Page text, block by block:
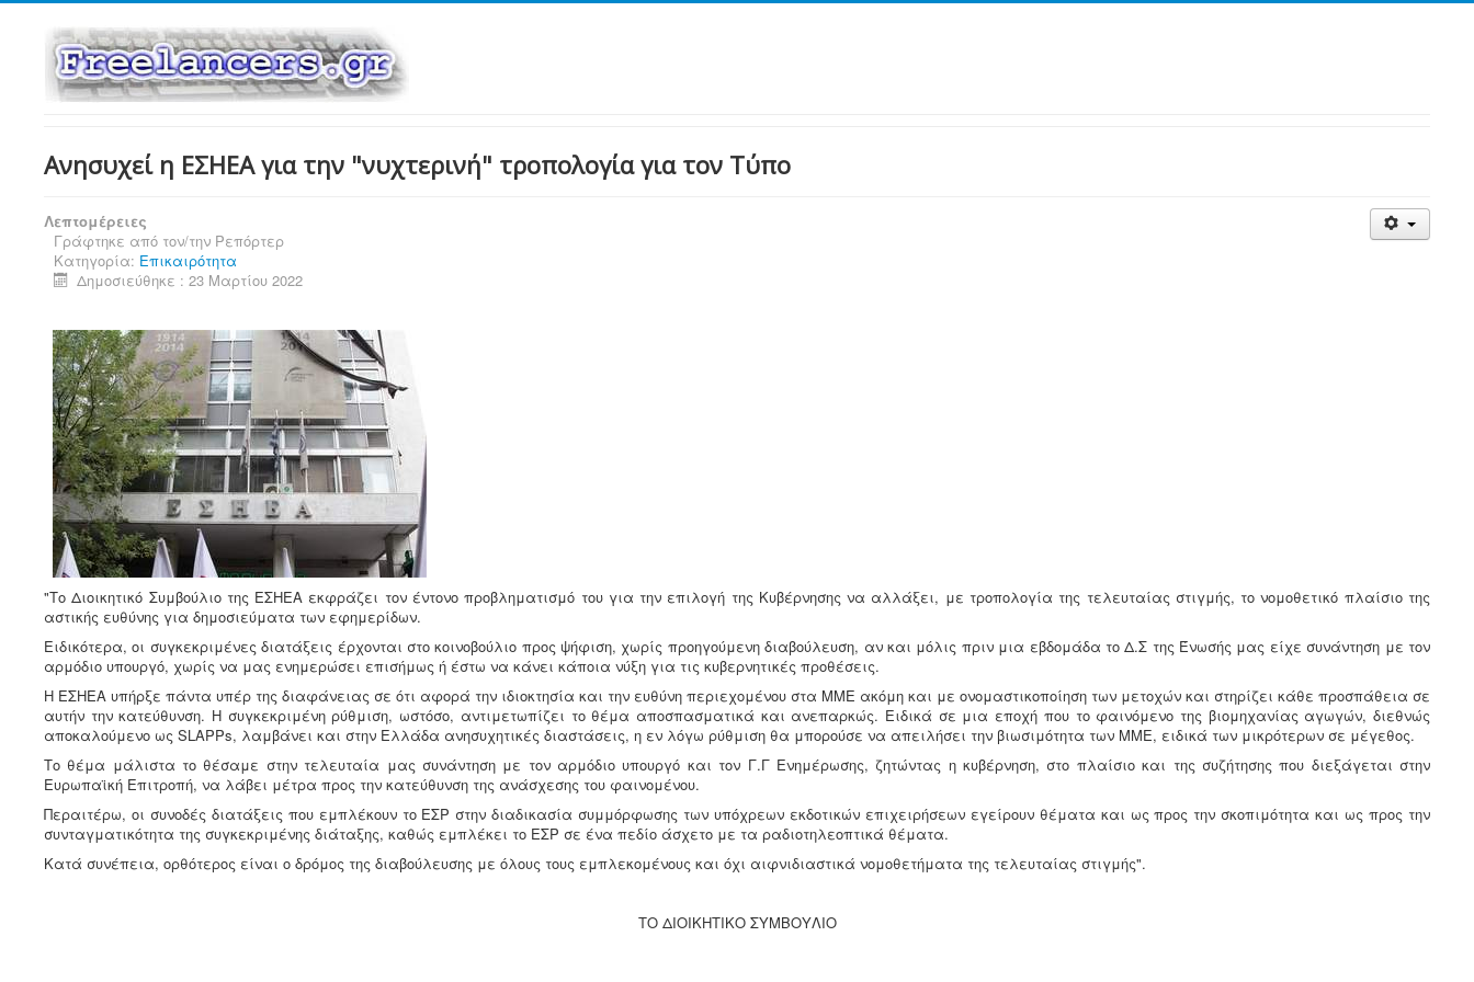
Ανησυχεί η ΕΣΗΕΑ για την "νυχτερινή" τροπολογία για τον Τύπο
Λεπτομέρειες
Γράφτηκε από τον/την Ρεπόρτερ
Κατηγορία: Επικαιρότητα
Δημοσιεύθηκε : 23 Μαρτίου 2022
"Το Διοικητικό Συμβούλιο της ΕΣΗΕΑ εκφράζει τον έντονο προβληματισμό του για την επιλογή της Κυβέρνησης να αλλάξει, με τροπολογία της τελευταίας στιγμής, το νομοθετικό πλαίσιο της
αστικής ευθύνης για δημοσιεύματα των εφημερίδων.
Ειδικότερα, οι συγκεκριμένες διατάξεις έρχονται στο κοινοβούλιο προς ψήφιση, χωρίς προηγούμενη διαβούλευση, αν και μόλις πριν μια εβδομάδα το Δ.Σ της Ένωσής μας είχε συνάντηση με τον
αρμόδιο υπουργό, χωρίς να μας ενημερώσει επισήμως ή έστω να κάνει κάποια νύξη για τις κυβερνητικές προθέσεις.
Η ΕΣΗΕΑ υπήρξε πάντα υπέρ της διαφάνειας σε ότι αφορά την ιδιοκτησία και την ευθύνη περιεχομένου στα ΜΜΕ ακόμη και με ονομαστικοποίηση των μετοχών και στηρίζει κάθε προσπάθεια σε
αυτήν την κατεύθυνση. Η συγκεκριμένη ρύθμιση, ωστόσο, αντιμετωπίζει το θέμα αποσπασματικά και ανεπαρκώς. Ειδικά σε μια εποχή που το φαινόμενο της βιομηχανίας αγωγών, διεθνώς
αποκαλούμενο ως SLAPPs, λαμβάνει και στην Ελλάδα ανησυχητικές διαστάσεις, η εν λόγω ρύθμιση θα μπορούσε να απειλήσει την βιωσιμότητα των ΜΜΕ, ειδικά των μικρότερων σε μέγεθος.
Το θέμα μάλιστα το θέσαμε στην τελευταία μας συνάντηση με τον αρμόδιο υπουργό και τον Γ.Γ Ενημέρωσης, ζητώντας η κυβέρνηση, στο πλαίσιο και της συζήτησης που διεξάγεται στην
Ευρωπαϊκή Επιτροπή, να λάβει μέτρα προς την κατεύθυνση της ανάσχεσης του φαινομένου.
Περαιτέρω, οι συνοδές διατάξεις που εμπλέκουν το ΕΣΡ στην διαδικασία συμμόρφωσης των υπόχρεων εκδοτικών επιχειρήσεων εγείρουν θέματα και ως προς την σκοπιμότητα και ως προς την
συνταγματικότητα της συγκεκριμένης διάταξης, καθώς εμπλέκει το ΕΣΡ σε ένα πεδίο άσχετο με τα ραδιοτηλεοπτικά θέματα.
Κατά συνέπεια, ορθότερος είναι ο δρόμος της διαβούλευσης με όλους τους εμπλεκομένους και όχι αιφνιδιαστικά νομοθετήματα της τελευταίας στιγμής".
ΤΟ ΔΙΟΙΚΗΤΙΚΟ ΣΥΜΒΟΥΛΙΟ